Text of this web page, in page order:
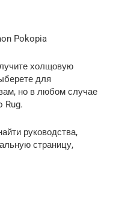
холщовую
для
но в любом случае
Rug.
руководства,
страницу,